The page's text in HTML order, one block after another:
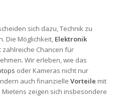
sich dazu, Technik zu
Die Möglichkeit, Elektronik
Chancen für
Wir erleben, wie das
oder Kameras nicht nur
auch finanzielle Vorteile mit
Mietens zeigen sich insbesondere